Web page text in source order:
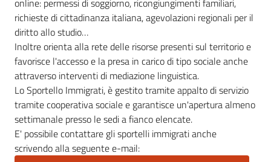
Sostieni
l'ASP
Contatti
utili
online: permessi di soggiorno, ricongiungimenti familiari,
richieste di cittadinanza italiana, agevolazioni regionali per il
diritto allo studio…
Inoltre orienta alla rete delle risorse presenti sul territorio e
favorisce l'accesso e la presa in carico di tipo sociale anche
attraverso interventi di mediazione linguistica.
Lo Sportello Immigrati, è gestito tramite appalto di servizio
tramite cooperativa sociale e garantisce un'apertura almeno
settimanale presso le sedi a fianco elencate.
E' possibile contattare gli sportelli immigrati anche
scrivendo alla seguente e-mail: